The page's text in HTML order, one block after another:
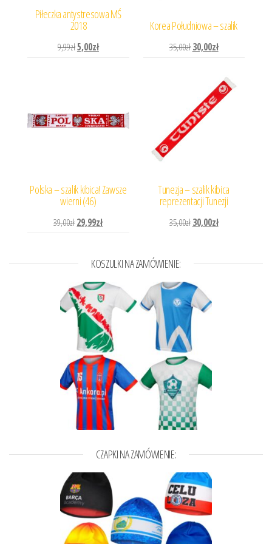
Piłeczka antystresowa MŚ
2018
9,99złPierwotna cena wynosiła: 9,99zł.
5,00złAktualna cena wynosi: 5,00zł.
Korea Południowa – szalik
35,00zł Pierwotna cena wynosiła:
30,00złAktualna cena
Polska – szalik kibica! Zawsze
wierni (46)
39,00złPierwotna cena wynosiła: 39,00zł.
29,99złAktualna cena wynosi: 29,99zł.
Tunezja – szalik kibica
reprezentacji Tunezji
35,00zł Pierwotna cena wynosiła:
30,00złAktualna cena
KOSZULKI NA ZAMÓWIENIE:
CZAPKI NA ZAMÓWIENIE: